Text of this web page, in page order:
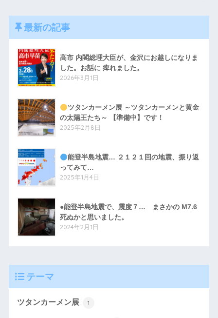
最新の記事
高市 内閣総理大臣が、金沢にお越しになりま
した。お話に 痺れました。
2026年3月1日
ツタンカーメン展 ～ツタンカーメンと黄金
の太陽王たち～ 【準備中】です！
2025年2月8日
能登半島地震… ２１２１回の地震、振り返
ってみて…
2025年1月4日
●能登半島地震で、震度７… まさかの M7.6
死ぬかと思いました。
2024年2月1日
テーマ
ツタンカーメン展 1